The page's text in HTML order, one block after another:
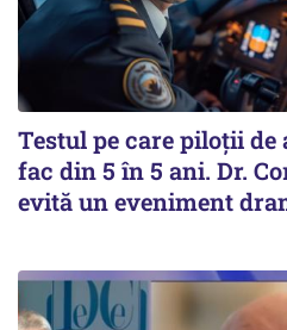
Testul pe care piloții
fac din 5 în 5 ani. Dr.
evită un eveniment